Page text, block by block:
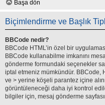
Başa dön
Biçimlendirme ve Başlık
BBCode nedir?
BBCode HTML’in özel bir
BBCode kullanabilme imkanını
gönderme formundaki seçenekler
iptal etmeniz mümkündür. BBCode,
ve > yerine köşeli parantez içine
görüntüleneceği daha iyi kontrol
bilgiler için, mesaj gönderme